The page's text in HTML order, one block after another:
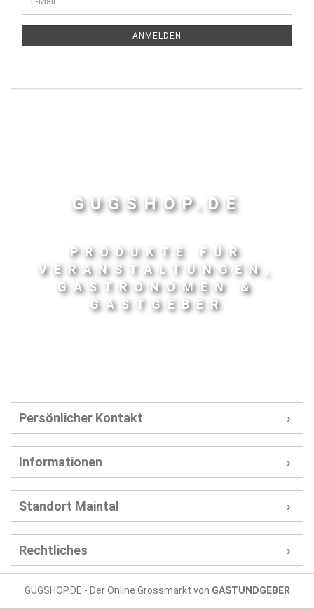
ANMELDEN
GUGSHOP.DE
PRODUKTE FÜR
VERANSTALTUNGEN,
GASTRONOMEN &
GASTGEBER
Persönlicher Kontakt
Informationen
Standort Maintal
Rechtliches
GUGSHOP.DE - Der Online Grossmarkt von GASTUNDGEBER